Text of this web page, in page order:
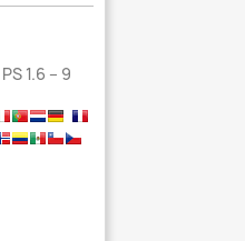
PS 1.6 – 9